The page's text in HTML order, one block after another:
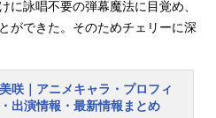
に詠唱不要の弾幕魔法に目覚め、
ができた。そのためチェリーに深
咲｜アニメキャラ・プロフィ
出演情報・最新情報まとめ